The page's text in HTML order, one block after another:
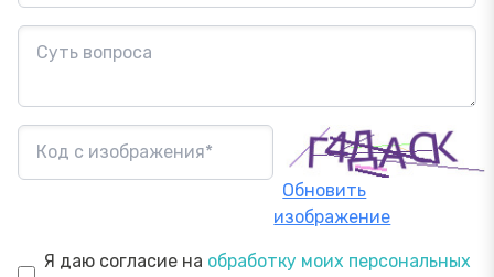
Обновить
изображение
Я даю согласие на обработку моих персональных